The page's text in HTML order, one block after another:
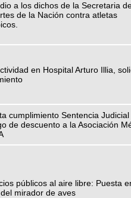
a los dichos de la Secretaria
de la Nación contra atletas
en Hospital Arturo Illia,
cumplimiento Sentencia Judicial
de descuento a la Asociación
públicos al aire libre: Puesta
mirador de aves